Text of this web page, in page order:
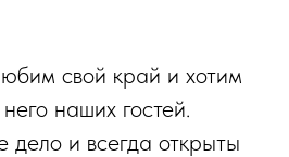
свой край и хотим
наших гостей.
и всегда открыты